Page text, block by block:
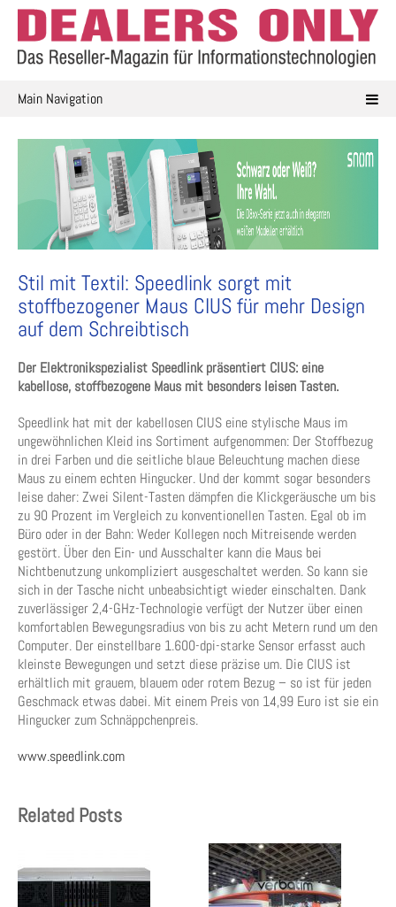
Skip
content
Main Navigation
Stil mit Textil: Speedlink sorgt mit
stoffbezogener Maus CIUS für mehr Design
auf dem Schreibtisch
Der Elektronikspezialist Speedlink präsentiert CIUS: eine
kabellose, stoffbezogene Maus mit besonders leisen Tasten.
Speedlink hat mit der kabellosen CIUS eine stylische Maus im
ungewöhnlichen Kleid ins Sortiment aufgenommen: Der Stoffbezug
in drei Farben und die seitliche blaue Beleuchtung machen diese
Maus zu einem echten Hingucker. Und der kommt sogar besonders
leise daher: Zwei Silent-Tasten dämpfen die Klickgeräusche um bis
zu 90 Prozent im Vergleich zu konventionellen Tasten. Egal ob im
Büro oder in der Bahn: Weder Kollegen noch Mitreisende werden
gestört. Über den Ein- und Ausschalter kann die Maus bei
Nichtbenutzung unkompliziert ausgeschaltet werden. So kann sie
sich in der Tasche nicht unbeabsichtigt wieder einschalten. Dank
zuverlässiger 2,4-GHz-Technologie verfügt der Nutzer über einen
komfortablen Bewegungsradius von bis zu acht Metern rund um den
Computer. Der einstellbare 1.600-dpi-starke Sensor erfasst auch
kleinste Bewegungen und setzt diese präzise um. Die CIUS ist
erhältlich mit grauem, blauem oder rotem Bezug – so ist für jeden
Geschmack etwas dabei. Mit einem Preis von 14,99 Euro ist sie ein
Hingucker zum Schnäppchenpreis.
www.speedlink.com
Related Posts